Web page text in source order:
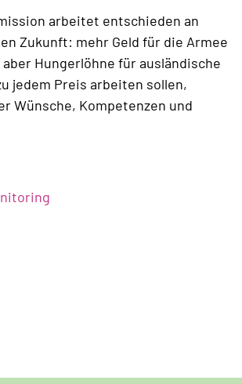
arbeitet entschieden an
Zukunft: mehr Geld für die Armee
Hungerlöhne für ausländische
jedem Preis arbeiten sollen,
Wünsche, Kompetenzen und